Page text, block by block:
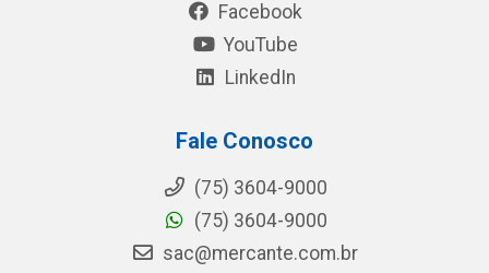
Facebook
YouTube
LinkedIn
Fale Conosco
(75) 3604-9000
(75) 3604-9000
sac@mercante.com.br